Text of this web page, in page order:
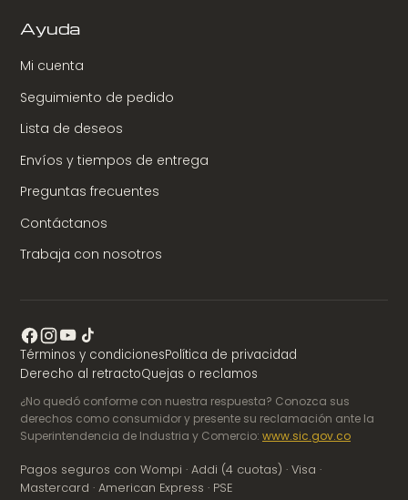
Ayuda
Mi cuenta
Seguimiento de pedido
Lista de deseos
Envíos y tiempos de entrega
Preguntas frecuentes
Contáctanos
Trabaja con nosotros
Términos y condicionesPolítica de privacidad
Derecho al retractoQuejas o reclamos
¿No quedó conforme con nuestra respuesta? Conozca sus
derechos como consumidor y presente su reclamación ante la
Superintendencia de Industria y Comercio: www.sic.gov.co
Pagos seguros con Wompi · Addi (4 cuotas) · Visa ·
Mastercard · American Express · PSE